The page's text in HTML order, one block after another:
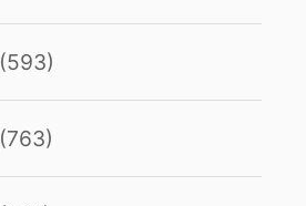
(593)
(763)